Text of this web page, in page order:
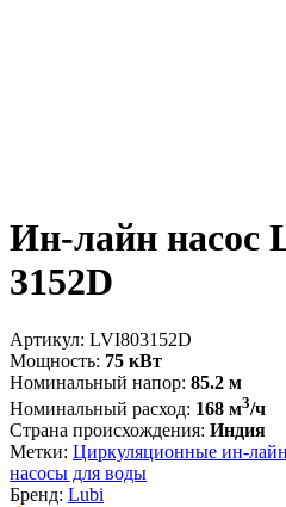
Ин-лайн насос
3152D
Артикул: LVI803152D
Мощность: 75 кВт
Номинальный напор: 85.2 м
Номинальный расход: 168 м3/ч
Страна происхождения: Индия
Метки: Циркуляционные ин-
насосы для воды
Бренд: Lubi